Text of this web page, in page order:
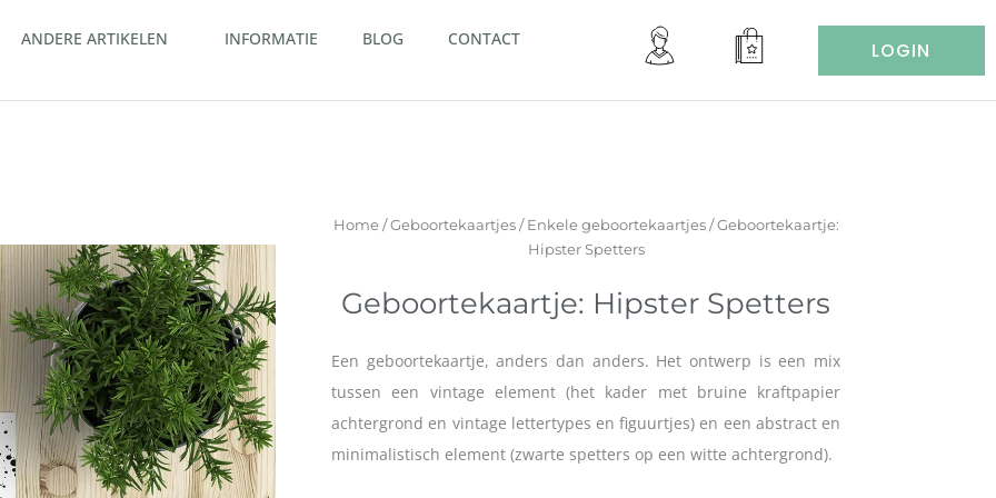
ANDERE ARTIKELEN INFORMATIE BLOG CONTACT LOGIN
Home/Geboortekaartjes/Enkele geboortekaartjes/ Geboortekaartje:
Hipster Spetters
Geboortekaartje: Hipster Spetters
Een geboortekaartje, anders dan anders. Het ontwerp is een mix
tussen een vintage element (het kader met bruine kraftpapier
achtergrond en vintage lettertypes en figuurtjes) en een abstract en
minimalistisch element (zwarte spetters op een witte achtergrond).